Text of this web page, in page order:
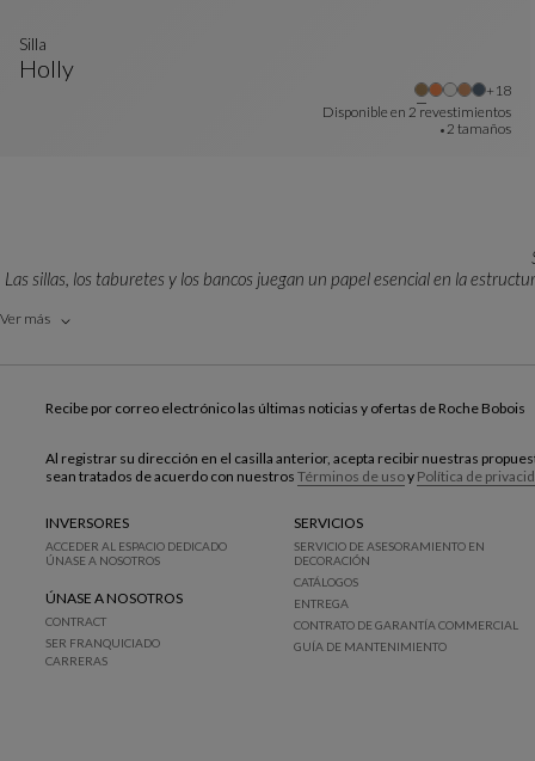
Holly
Silla
+18Otros
Disponible en 2 revestimientos
2 tamaños
Las sillas, los taburetes y los bancos juegan un papel esencial en la
Cada modelo nace de un minucioso proceso de creación junto a
Desde las elegantes sillas de comedor de diseño
Ya sean opciones apilables, regulables, de proporciones generosas o
Maderas nobles, roble macizo, piel
Las estructuras, las costuras minuciosas y los ensamblajes perfectos
La personalización permite
Ver más
Recibe por correo electrónico las últimas noticias y ofertas de Roche Bobois
Al registrar su dirección en el casilla anterior, acepta recibir nuestras
sean tratados de acuerdo con nuestros Términos de usoy Política de
INVERSORES
ACCEDER AL ESPACIO DEDICADO
ÚNASE A NOSOTROS
ÚNASE A NOSOTROS
CONTRACT
SER FRANQUICIADO
CARRERAS
SERVICIOS
SERVICIO DE ASESORAMIENTO EN
DECORACIÓN
CATÁLOGOS
ENTREGA
CONTRATO DE GARANTÍA COMMERCIAL
GUÍA DE MANTENIMIENTO